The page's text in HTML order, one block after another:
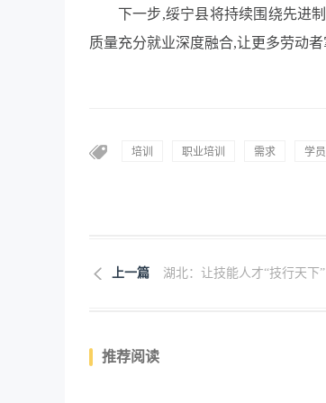
下一步,绥宁县将持续围绕先进
质量充分就业深度融合,让更多劳动
培训 职业培训 需求 学员
上一篇 湖北：让技能人才“技行天下”
推荐阅读